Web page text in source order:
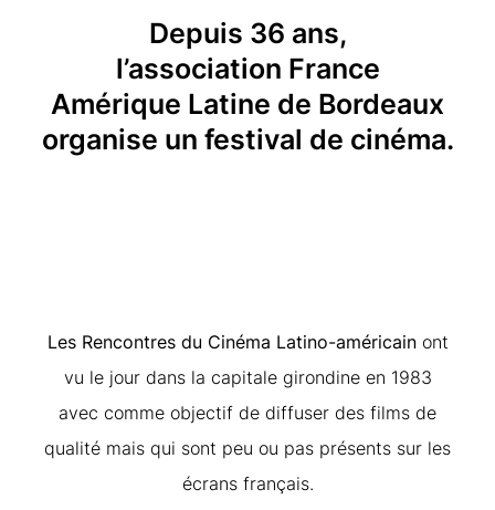
Depuis 36 ans,
l’association France
Amérique Latine de Bordeaux
organise un festival de cinéma.
Les Rencontres du Cinéma Latino-américainont
vu le jour dans la capitale girondine en 1983
avec comme objectif de diffuser des films de
qualité mais qui sont peu ou pas présents sur les
écrans français.